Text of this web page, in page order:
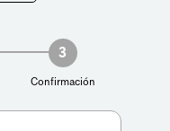
3
Confirmación